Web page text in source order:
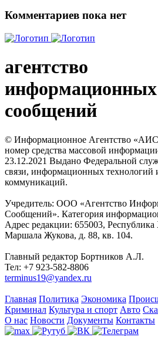
Комментариев пока нет
агентство
информационных
сообщений
© Информационное Агентство
номер средства массовой
23.12.2021 Выдано Федеральной
связи, информационных технологий
коммуникаций.
Учредитель: ООО «Агентство
Сообщений». Категория
Адрес редакции: 655003, Республика
Маршала Жукова, д. 88, кв. 104.
Главный редактор Бортников А.Л.
Тел: +7 923-582-8806
terminus19@yandex.ru
Главная Политика Экономика
Криминал Культура и спорт Авто
О нас Новости Документы Контакты